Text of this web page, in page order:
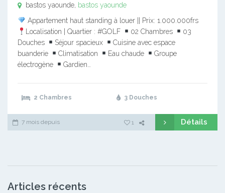
bastos yaounde, bastos yaounde
Appartement haut standing à louer || Prix: 1.000.000frs
Localisation | Quartier : #GOLF
02 Chambres
03
Douches
Séjour spacieux
Cuisine avec espace
buanderie
Climatisation Eau chaude
Groupe
électrogène
Gardien…
2 Chambres 3 Douches
7 mois depuis 1 Détails
Articles récents